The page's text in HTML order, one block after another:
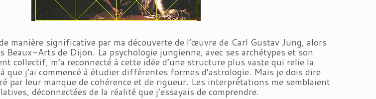
manière significative par ma découverte de l’œuvre de Carl Gustav Jung, alors
Beaux-Arts de Dijon. La psychologie jungienne, avec ses archétypes et son
collectif, m’a reconnecté à cette idée d’une structure plus vaste qui relie la
que j’ai commencé à étudier différentes formes d’astrologie. Mais je dois dire
par leur manque de cohérence et de rigueur. Les interprétations me semblaient
déconnectées de la réalité que j’essayais de comprendre.